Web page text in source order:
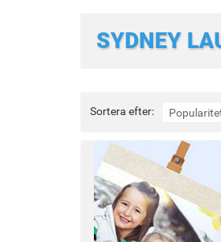
SYDNEY
Sortera efter:
Sortera
efter: